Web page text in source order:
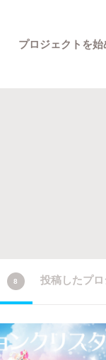
プロジェクトを始
8 投稿したプ